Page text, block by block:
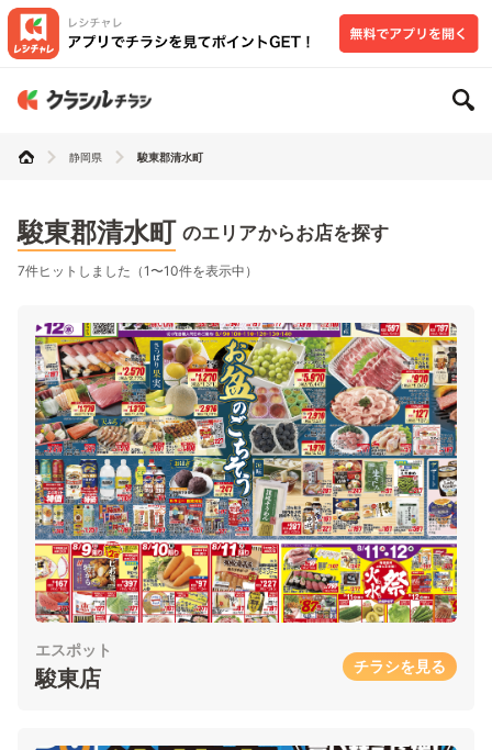
静岡県 駿東郡清水町
駿東郡清水町 のエリアからお店を探す
7件ヒットしました（1〜10件を表示中）
エスポット
駿東店 チラシを見る